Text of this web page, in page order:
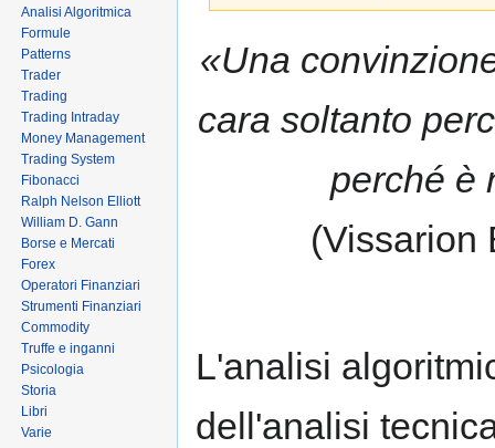
to
to
«Una
cara soltanto
perché è
(Vissarion
L'analisi
dell'analisi
Analisi Algoritmica
Formule
Patterns
Trader
Trading
Trading Intraday
Money Management
Trading System
Fibonacci
Ralph Nelson Elliott
William D. Gann
Borse e Mercati
Forex
Operatori Finanziari
Strumenti Finanziari
Commodity
Truffe e inganni
Psicologia
Storia
Libri
Varie